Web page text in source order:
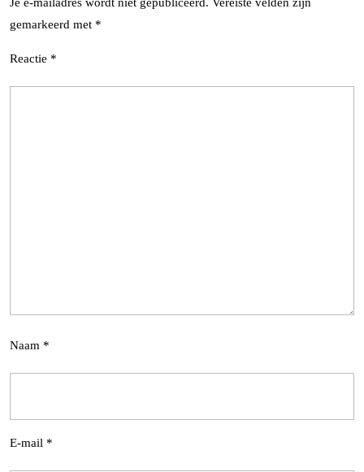
gemarkeerd met *
Reactie *
Naam *
E-mail *